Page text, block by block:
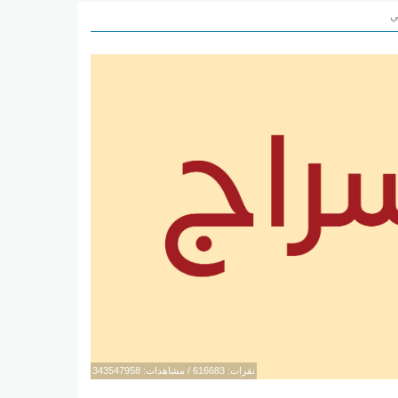
نقرات: 616683 / مشاهدات: 343547958